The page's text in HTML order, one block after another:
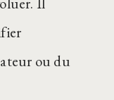
ou du